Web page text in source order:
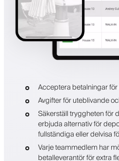
Acceptera betalningar
Avgifter för uteblivande
Säkerställ tryggheten för
erbjuda alternativ för
fullständiga eller delvisa
Varje teammedlem har
betalleverantör för extra